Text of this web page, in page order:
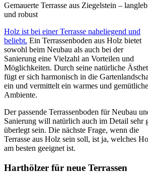
Gemauerte Terrasse aus Ziegelstein –
und robust
Holz ist bei einer Terrasse naheliegend und
beliebt. Ein Terrassenboden aus Holz bietet
sowohl beim Neubau als auch bei der
Sanierung eine Vielzahl an Vorteilen und
Möglichkeiten. Durch seine natürliche
fügt er sich harmonisch in die
ein und vermittelt ein warmes und
Ambiente.
Der passende Terrassenboden für Neubau
Sanierung will natürlich auch im Detail sehr
überlegt sein. Die nächste Frage, wenn die
Terrasse aus Holz sein soll, ist ja, welches
am besten geeignet ist.
Harthölzer für neue Terrassen